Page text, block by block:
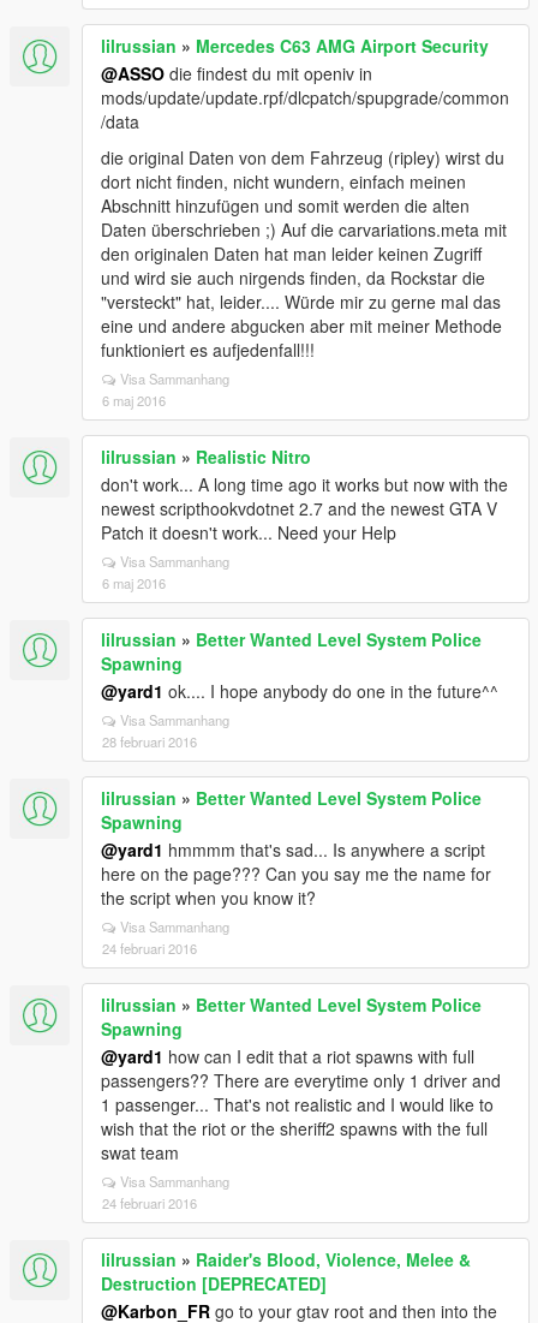
lilrussian » Mercedes C63 AMG Airport Security
@ASSO die findest du mit openiv in
mods/update/update.rpf/dlcpatch/spupgrade/common
/data
die original Daten von dem Fahrzeug (ripley) wirst du
dort nicht finden, nicht wundern, einfach meinen
Abschnitt hinzufügen und somit werden die alten
Daten überschrieben ;) Auf die carvariations.meta mit
den originalen Daten hat man leider keinen Zugriff
und wird sie auch nirgends finden, da Rockstar die
"versteckt" hat, leider.... Würde mir zu gerne mal das
eine und andere abgucken aber mit meiner Methode
funktioniert es aufjedenfall!!!
Visa Sammanhang
6 maj 2016
lilrussian » Realistic Nitro
don't work... A long time ago it works but now with the
newest scripthookvdotnet 2.7 and the newest GTA V
Patch it doesn't work... Need your Help
Visa Sammanhang
6 maj 2016
lilrussian » Better Wanted Level System Police
Spawning
@yard1 ok.... I hope anybody do one in the future^^
Visa Sammanhang
28 februari 2016
lilrussian » Better Wanted Level System Police
Spawning
@yard1 hmmmm that's sad... Is anywhere a script
here on the page??? Can you say me the name for
the script when you know it?
Visa Sammanhang
24 februari 2016
lilrussian » Better Wanted Level System Police
Spawning
@yard1 how can I edit that a riot spawns with full
passengers?? There are everytime only 1 driver and
1 passenger... That's not realistic and I would like to
wish that the riot or the sheriff2 spawns with the full
swat team
Visa Sammanhang
24 februari 2016
lilrussian » Raider's Blood, Violence, Melee &
Destruction [DEPRECATED]
@Karbon_FR go to your gtav root and then into the